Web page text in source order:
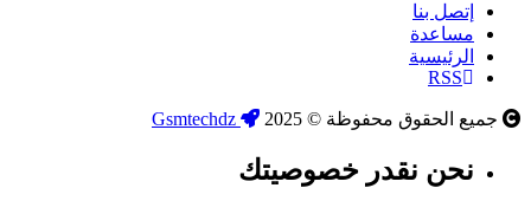
إتصل بنا
مساعدة
الرئيسية
RSS
جميع الحقوق محفوظة © 2025
نحن نقدر خصوصيتك